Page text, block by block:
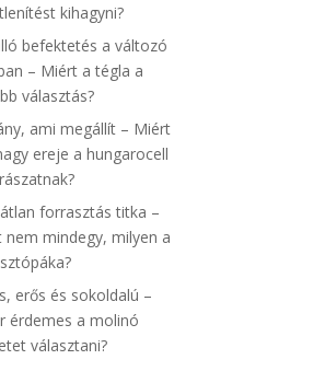
kihagyni?
befektetés a változó
– Miért a tégla a
választás?
ami megállít – Miért
ereje a hungarocell
forrasztás titka –
nem mindegy, milyen a
erős és sokoldalú –
érdemes a molinó
választani?